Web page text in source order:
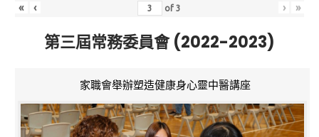
« ‹ of3 › »
第三屆常務委員會 (2022-2023)
家職會舉辦塑造健康身心靈中醫講座